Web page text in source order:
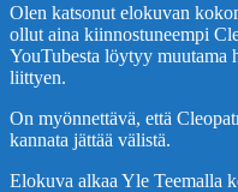
Olen katsonut elokuvan
ollut aina kiinnostuneempi
YouTubesta löytyy muutama
liittyen.
On myönnettävä, että
kannata jättää välistä.
Elokuva alkaa Yle Teemalla